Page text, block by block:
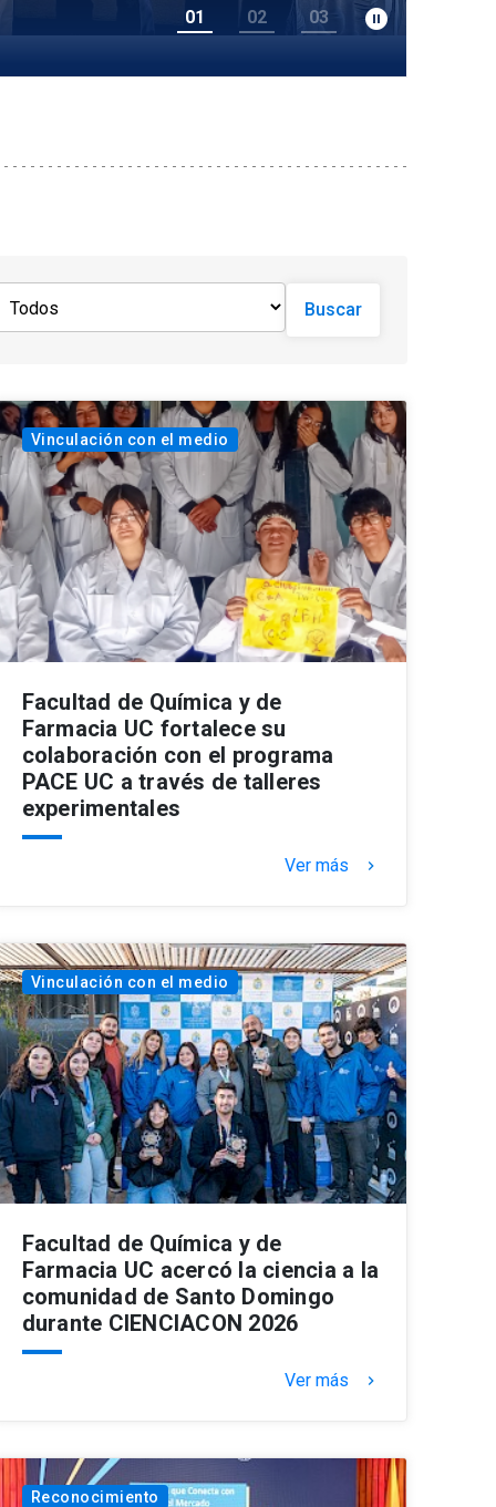
01 02 03 pause_circle_filled
Buscar
Vinculación con el medio
Facultad de Química y de
Farmacia UC fortalece su
colaboración con el programa
PACE UC a través de talleres
experimentales
Ver más keyboard_arrow_right
Vinculación con el medio
Facultad de Química y de
Farmacia UC acercó la ciencia a la
comunidad de Santo Domingo
durante CIENCIACON 2026
Ver más keyboard_arrow_right
Reconocimiento